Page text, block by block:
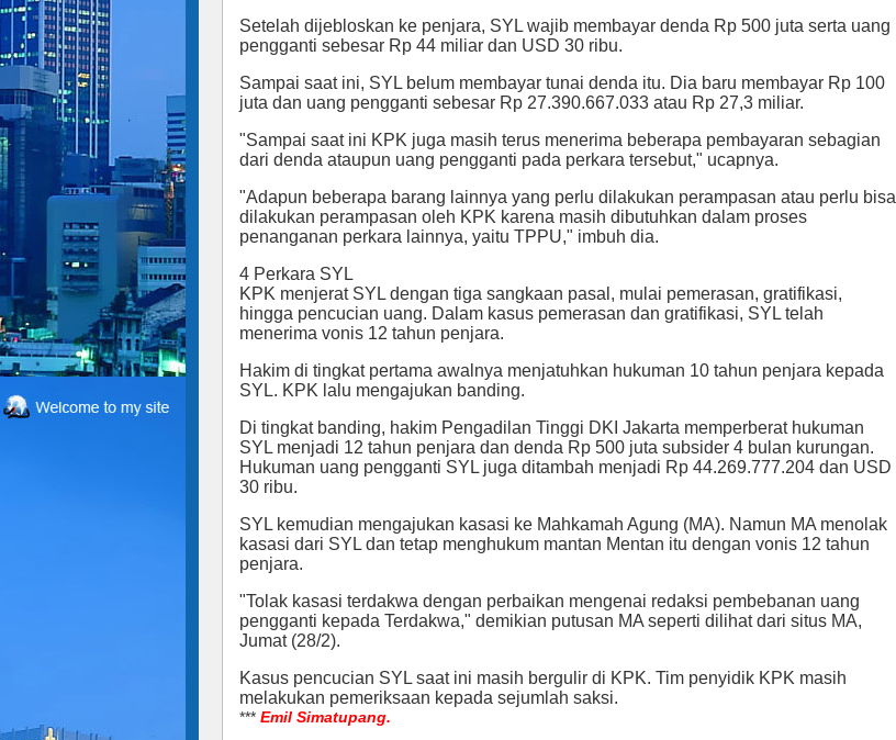
Setelah dijebloskan ke penjara, SYL wajib membayar denda Rp 500 juta serta uang
pengganti sebesar Rp 44 miliar dan USD 30 ribu.
Sampai saat ini, SYL belum membayar tunai denda itu. Dia baru membayar Rp 100
juta dan uang pengganti sebesar Rp 27.390.667.033 atau Rp 27,3 miliar.
"Sampai saat ini KPK juga masih terus menerima beberapa pembayaran sebagian
dari denda ataupun uang pengganti pada perkara tersebut," ucapnya.
"Adapun beberapa barang lainnya yang perlu dilakukan perampasan atau perlu bisa
dilakukan perampasan oleh KPK karena masih dibutuhkan dalam proses
penanganan perkara lainnya, yaitu TPPU," imbuh dia.
4 Perkara SYL
KPK menjerat SYL dengan tiga sangkaan pasal, mulai pemerasan, gratifikasi,
hingga pencucian uang. Dalam kasus pemerasan dan gratifikasi, SYL telah
menerima vonis 12 tahun penjara.
Hakim di tingkat pertama awalnya menjatuhkan hukuman 10 tahun penjara kepada
SYL. KPK lalu mengajukan banding.
Di tingkat banding, hakim Pengadilan Tinggi DKI Jakarta memperberat hukuman
SYL menjadi 12 tahun penjara dan denda Rp 500 juta subsider 4 bulan kurungan.
Hukuman uang pengganti SYL juga ditambah menjadi Rp 44.269.777.204 dan USD
30 ribu.
SYL kemudian mengajukan kasasi ke Mahkamah Agung (MA). Namun MA menolak
kasasi dari SYL dan tetap menghukum mantan Mentan itu dengan vonis 12 tahun
penjara.
"Tolak kasasi terdakwa dengan perbaikan mengenai redaksi pembebanan uang
pengganti kepada Terdakwa," demikian putusan MA seperti dilihat dari situs MA,
Jumat (28/2).
Kasus pencucian SYL saat ini masih bergulir di KPK. Tim penyidik KPK masih
melakukan pemeriksaan kepada sejumlah saksi.
*** Emil Simatupang.